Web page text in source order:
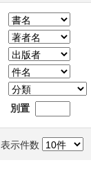
別置
表示件数